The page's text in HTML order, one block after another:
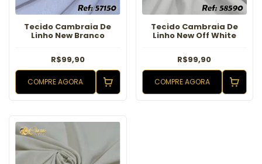
Tecido Cambraia De
Linho New Branco
R$99,90
COMPRE AGORA
Tecido Cambraia De
Linho New Off White
R$99,90
COMPRE AGORA